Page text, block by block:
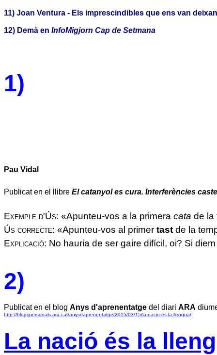
11) Joan Ventura - Els imprescindibles que ens van
12) Demà en InfoMigjorn Cap de Setmana
1)
Pau Vidal
Publicat en el llibre El catanyol es cura. Interferències
Exemple d'Ús: «Apunteu-vos a la primera cata de la
Ús correcte: «Apunteu-vos al primer tast de la
Explicació: No hauria de ser gaire difícil, oi? Si
2)
Publicat en el blog Anys d'aprenentatge del diari ARA
http://blogspersonals.ara.cat/anysdaprenentatge/2015/03/15/la-nacio-es-la-llengua/
La nació és la